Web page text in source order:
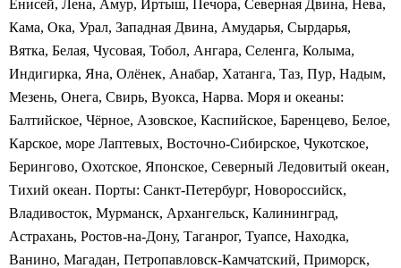
Енисей, Лена, Амур, Иртыш, Печора, Северная Двина, Нева,
Кама, Ока, Урал, Западная Двина, Амударья, Сырдарья,
Вятка, Белая, Чусовая, Тобол, Ангара, Селенга, Колыма,
Индигирка, Яна, Олёнек, Анабар, Хатанга, Таз, Пур, Надым,
Мезень, Онега, Свирь, Вуокса, Нарва. Моря и океаны:
Балтийское, Чёрное, Азовское, Каспийское, Баренцево, Белое,
Карское, море Лаптевых, Восточно-Сибирское, Чукотское,
Берингово, Охотское, Японское, Северный Ледовитый океан,
Тихий океан. Порты: Санкт-Петербург, Новороссийск,
Владивосток, Мурманск, Архангельск, Калининград,
Астрахань, Ростов-на-Дону, Таганрог, Туапсе, Находка,
Ванино, Магадан, Петропавловск-Камчатский, Приморск,